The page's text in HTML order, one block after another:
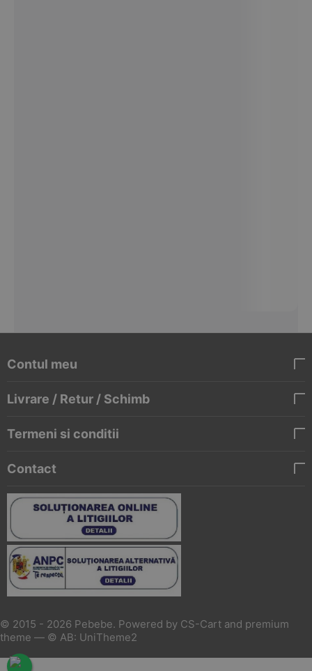
Contul meu
Livrare / Retur / Schimb
Termeni si conditii
Contact
© 2015 - 2026 Pebebe. Powered by CS-Cart and premium
theme — © AB: UniTheme2